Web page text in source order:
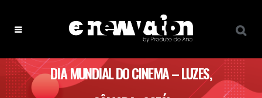
DIA MUNDIAL DO CINEMA – LUZES,